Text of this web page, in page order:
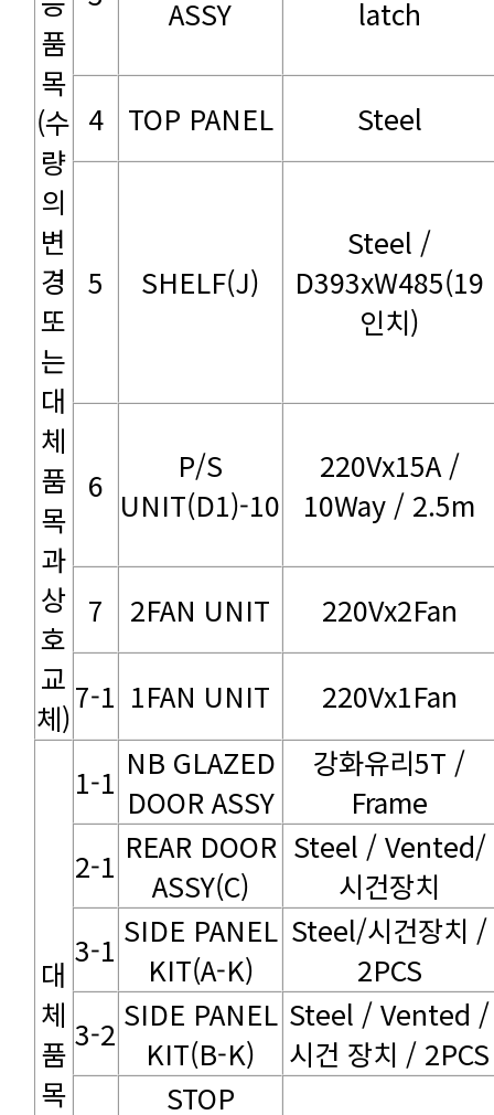
체)
ASSY latch
4 TOP PANEL Steel
5
SHELF(J)
인치)
6 UNIT(D1)-10 10Way / 2.5m
7 2FAN UNIT 220Vx2Fan
7-1 1FAN UNIT 220Vx1Fan
목
1-1 DOOR ASSY
Frame
2-1
ASSY(C)
시건장치
3-1
KIT(A-K)
2PCS
3-2
KIT(B-K) 시건 장치 / 2PCS